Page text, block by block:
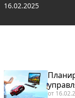
16.02.2025
от